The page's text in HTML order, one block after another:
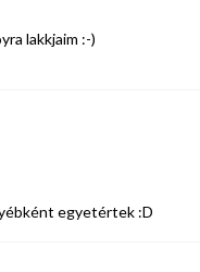
lakkjaim :-)
egyetértek :D